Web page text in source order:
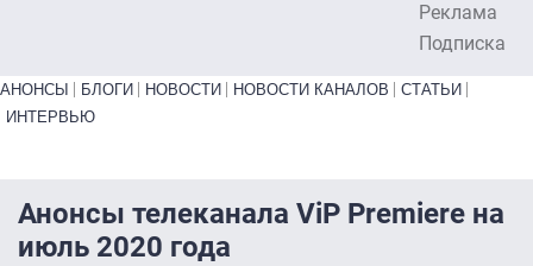
Реклама
Подписка
Primary links bottom
АНОНСЫ БЛОГИ НОВОСТИ НОВОСТИ КАНАЛОВ
СТАТЬИ
ИНТЕРВЬЮ
Анонсы телеканала ViP Premiere на
июль 2020 года